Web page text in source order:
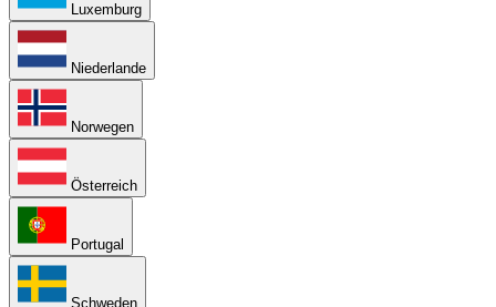
Luxemburg
Niederlande
Norwegen
Österreich
Portugal
Schweden